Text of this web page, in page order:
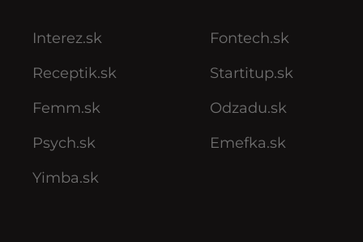
Interez.sk
Receptik.sk
Femm.sk
Psych.sk
Yimba.sk
Fontech.sk
Startitup.sk
Odzadu.sk
Emefka.sk